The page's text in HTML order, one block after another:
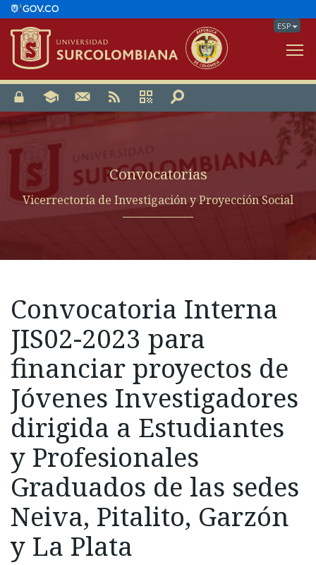
ESP
Convocatorias
Vicerrectoría de Investigación y Proyección Social
Convocatoria Interna
JIS02-2023 para
financiar proyectos de
Jóvenes Investigadores
dirigida a Estudiantes
y Profesionales
Graduados de las sedes
Neiva, Pitalito, Garzón
y La Plata